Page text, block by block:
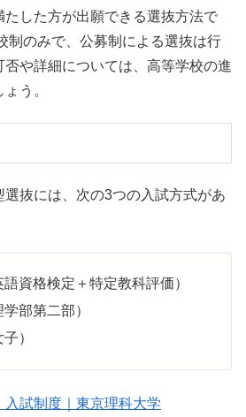
たした方が出願できる選抜方法で
制のみで、公募制による選抜は行
や詳細については、高等学校の進
う。
抜には、次の3つの入試方式があ
資格検定＋特定教科評価）
部第二部）
）
試制度｜東京理科大学